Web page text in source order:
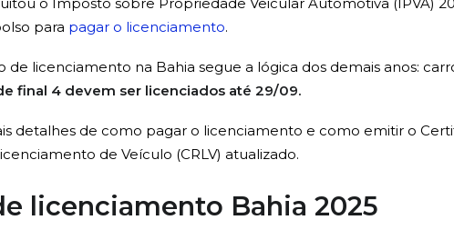
para pagar o licenciamento.
de licenciamento na Bahia segue a lógica dos demais anos:
final 4 devem ser licenciados até 29/09.
detalhes de como pagar o licenciamento e como emitir o
de Veículo (CRLV) atualizado.
licenciamento Bahia 2025